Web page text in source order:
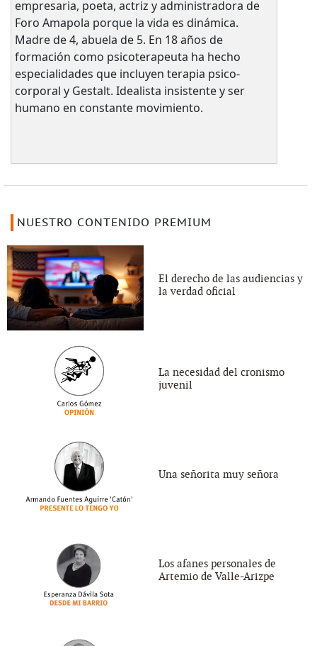
empresaria, poeta, actriz y administradora de
Foro Amapola porque la vida es dinámica.
Madre de 4, abuela de 5. En 18 años de
formación como psicoterapeuta ha hecho
especialidades que incluyen terapia psico-
corporal y Gestalt. Idealista insistente y ser
humano en constante movimiento.
NUESTRO CONTENIDO PREMIUM
El derecho de las audiencias y
la verdad oficial
La necesidad del cronismo
juvenil
Una señorita muy señora
Los afanes personales de
Artemio de Valle-Arizpe